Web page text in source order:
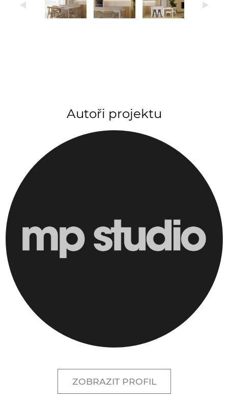
Autoři projektu
ZOBRAZIT PROFIL